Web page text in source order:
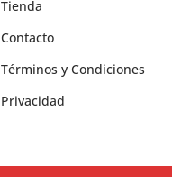
Tienda
Contacto
Términos y Condiciones
Privacidad